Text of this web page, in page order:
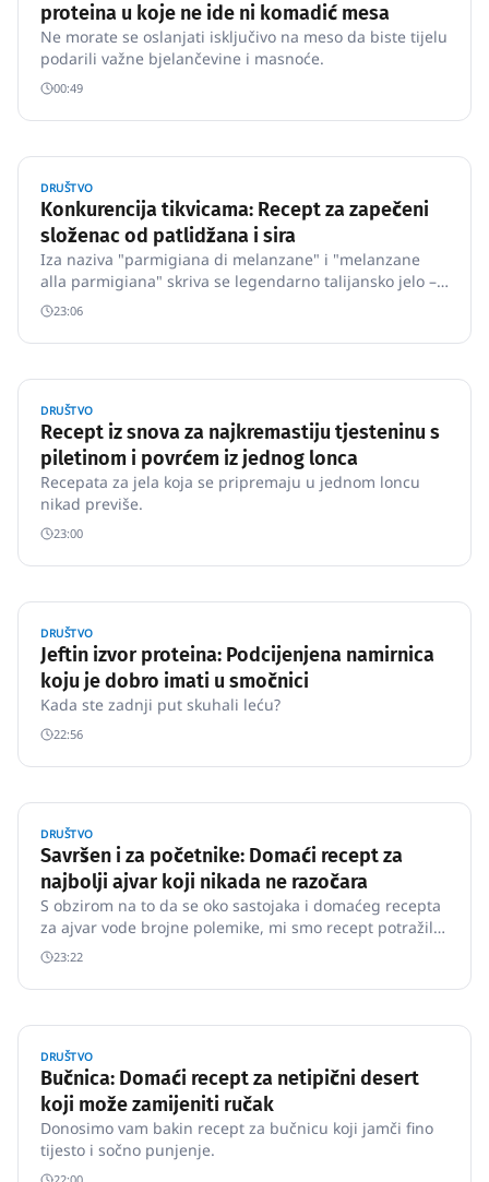
proteina u koje ne ide ni komadić mesa
Ne morate se oslanjati isključivo na meso da biste tijelu
podarili važne bjelančevine i masnoće.
00:49
DRUŠTVO
Konkurencija tikvicama: Recept za zapečeni
složenac od patlidžana i sira
Iza naziva "parmigiana di melanzane" i "melanzane
alla parmigiana" skriva se legendarno talijansko jelo –
zapečeni složenac od patlidžana, rajčice i sira.
23:06
DRUŠTVO
Recept iz snova za najkremastiju tjesteninu s
piletinom i povrćem iz jednog lonca
Recepata za jela koja se pripremaju u jednom loncu
nikad previše.
23:00
DRUŠTVO
Jeftin izvor proteina: Podcijenjena namirnica
koju je dobro imati u smočnici
Kada ste zadnji put skuhali leću?
22:56
DRUŠTVO
Savršen i za početnike: Domaći recept za
najbolji ajvar koji nikada ne razočara
S obzirom na to da se oko sastojaka i domaćeg recepta
za ajvar vode brojne polemike, mi smo recept potražili
kod Makedonke Vesne, u čijem se domu ajvar
tradicionalno priprema po istom receptu već
desetljećima.
23:22
DRUŠTVO
Bučnica: Domaći recept za netipični desert
koji može zamijeniti ručak
Donosimo vam bakin recept za bučnicu koji jamči fino
tijesto i sočno punjenje.